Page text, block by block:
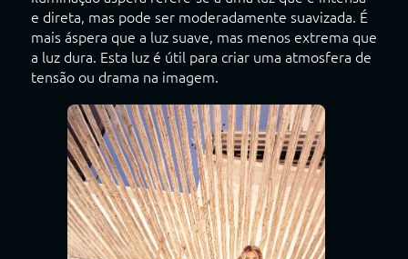
e direta, mas pode ser moderadamente suavizada. É
mais áspera que a luz suave, mas menos extrema que
a luz dura. Esta luz é útil para criar uma atmosfera de
tensão ou drama na imagem.